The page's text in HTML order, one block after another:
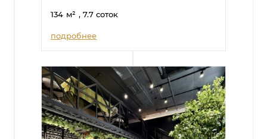
134 м² , 7.7 соток
подробнее